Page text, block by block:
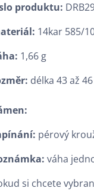
produktu:
14kar 585/
1,66 g
délka 43 až
pérový
váha
si chcete